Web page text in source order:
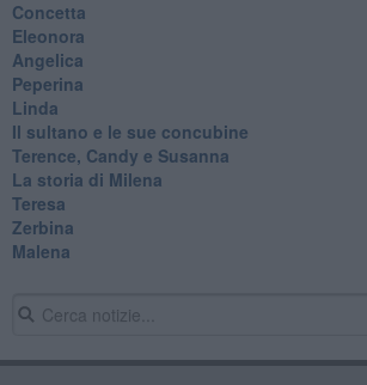
Concetta
Eleonora
Angelica
Peperina
Linda
Il sultano e le sue concubine
Terence, Candy e Susanna
La storia di Milena
Teresa
Zerbina
Malena